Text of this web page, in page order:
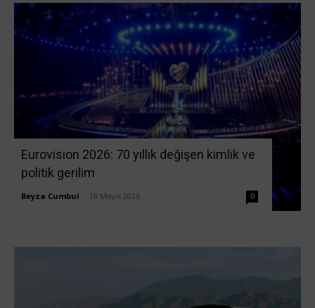
Eurovision 2026: 70 yıllık değişen kimlik ve
politik gerilim
Beyza Cumbul 18 Mayıs 2026 0